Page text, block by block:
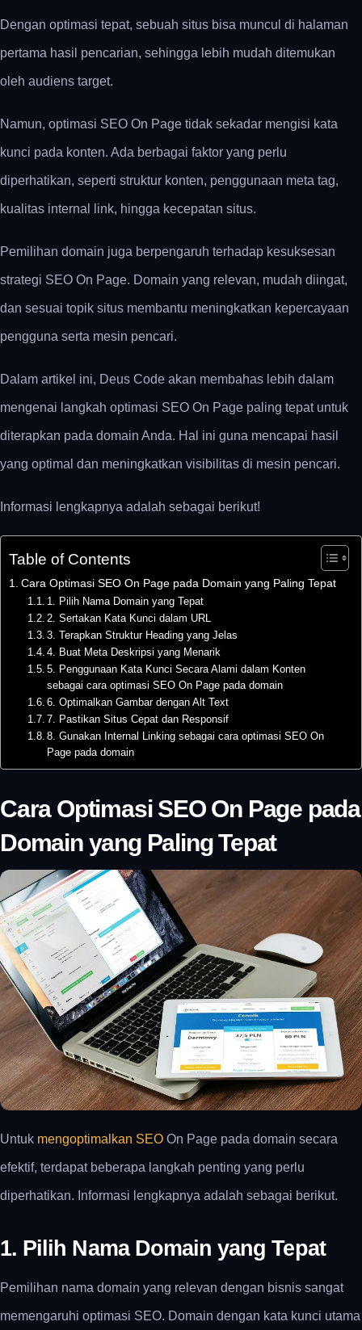
Dengan optimasi tepat, sebuah situs bisa muncul di halaman
pertama hasil pencarian, sehingga lebih mudah ditemukan
oleh audiens target.
Namun, optimasi SEO On Page tidak sekadar mengisi kata
kunci pada konten. Ada berbagai faktor yang perlu
diperhatikan, seperti struktur konten, penggunaan meta tag,
kualitas internal link, hingga kecepatan situs.
Pemilihan domain juga berpengaruh terhadap kesuksesan
strategi SEO On Page. Domain yang relevan, mudah diingat,
dan sesuai topik situs membantu meningkatkan kepercayaan
pengguna serta mesin pencari.
Dalam artikel ini, Deus Code akan membahas lebih dalam
mengenai langkah optimasi SEO On Page paling tepat untuk
diterapkan pada domain Anda. Hal ini guna mencapai hasil
yang optimal dan meningkatkan visibilitas di mesin pencari.
Informasi lengkapnya adalah sebagai berikut!
Table of Contents
Cara Optimasi SEO On Page pada Domain yang Paling Tepat
1. Pilih Nama Domain yang Tepat
2. Sertakan Kata Kunci dalam URL
3. Terapkan Struktur Heading yang Jelas
4. Buat Meta Deskripsi yang Menarik
5. Penggunaan Kata Kunci Secara Alami dalam Konten
sebagai cara optimasi SEO On Page pada domain
6. Optimalkan Gambar dengan Alt Text
7. Pastikan Situs Cepat dan Responsif
8. Gunakan Internal Linking sebagai cara optimasi SEO On
Page pada domain
Cara Optimasi SEO On Page pada
Domain yang Paling Tepat
Untuk mengoptimalkan SEO On Page pada domain secara
efektif, terdapat beberapa langkah penting yang perlu
diperhatikan. Informasi lengkapnya adalah sebagai berikut.
1. Pilih Nama Domain yang Tepat
Pemilihan nama domain yang relevan dengan bisnis sangat
memengaruhi optimasi SEO. Domain dengan kata kunci utama